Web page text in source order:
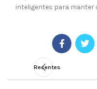
inteligentes para manter
Recentes